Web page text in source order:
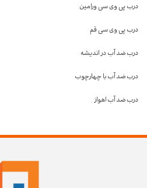
درب پی وی سی ورامین
درب پی وی سی قم
درب ضد آب در اندیشه
درب ضد آب با چهارچوب
درب ضد آب اهواز